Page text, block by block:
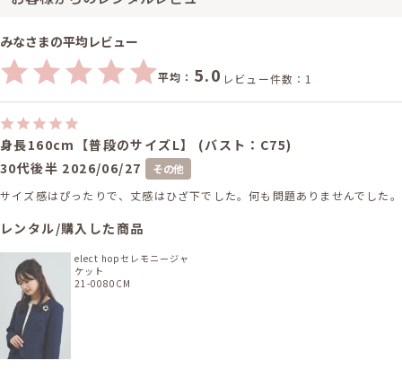
みなさまの平均レビュー
平均： 5.0 レビュー件数：1
身長160cm【普段のサイズL】 (バスト：C75)
30代後半 2026/06/27
その他
サイズ感はぴったりで、丈感はひざ下でした。何も問題ありませんでした。
レンタル/購入した商品
elect hopセレモニージャ
ケット
21-0080CM